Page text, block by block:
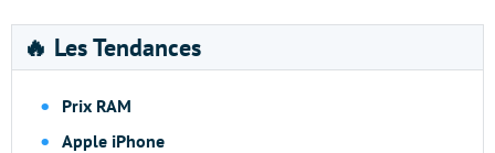
🔥 Les Tendances
Prix RAM
Apple iPhone